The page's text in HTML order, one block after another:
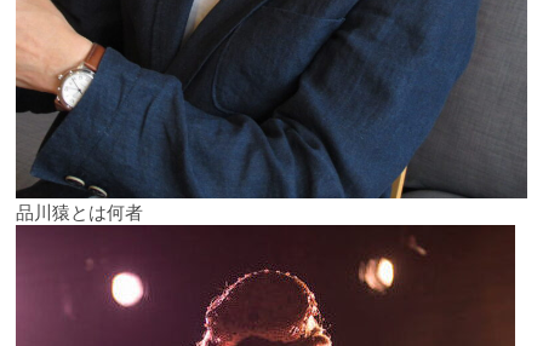
品川猿とは何者